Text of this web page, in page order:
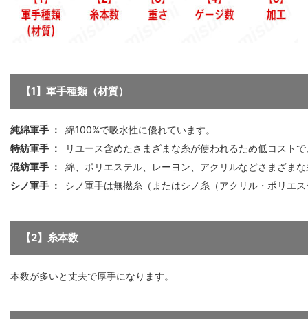
【1】軍手種類（材質）
純綿軍手 ：
綿100%で吸水性に優れています。
特紡軍手 ：
リユース含めたさまざまな糸が使われるため低コスト
混紡軍手 ：
綿、ポリエステル、レーヨン、アクリルなどさまざま
シノ軍手 ：
シノ軍手は無撚糸（またはシノ糸（アクリル・ポリエ
【2】糸本数
本数が多いと丈夫で厚手になります。